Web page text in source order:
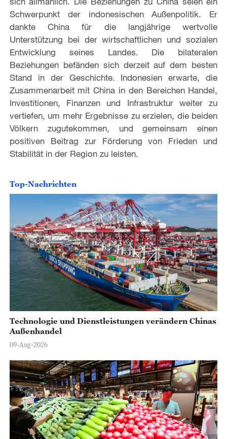
Schwerpunkt der indonesischen Außenpolitik. Er
dankte China für die langjährige wertvolle
Unterstützung bei der wirtschaftlichen und sozialen
Entwicklung seines Landes. Die bilateralen
Beziehungen befänden sich derzeit auf dem besten
Stand in der Geschichte. Indonesien erwarte, die
Zusammenarbeit mit China in den Bereichen Handel,
Investitionen, Finanzen und Infrastruktur weiter zu
vertiefen, um mehr Ergebnisse zu erzielen, die beiden
Völkern zugutekommen, und gemeinsam einen
positiven Beitrag zur Förderung von Frieden und
Stabilität in der Region zu leisten.
Top-Nachrichten
Technologie und Dienstleistungen verändern Chinas
Außenhandel
09-Aug-2026